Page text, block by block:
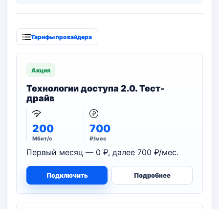
Тарифы провайдера
Акция
Технологии доступа 2.0. Тест-
драйв
200
Мбит/с
700
₽/мес
Первый месяц — 0 ₽, далее 700 ₽/мес.
Подключить Подробнее